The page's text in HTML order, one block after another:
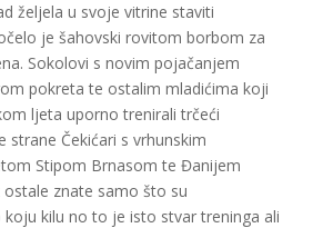
željela u svoje vitrine staviti
je šahovski rovitom borbom za
Sokolovi s novim pojačanjem
pokreta te ostalim mladićima koji
ljeta uporno trenirali trčeći
strane Čekićari s vrhunskim
Stipom Brnasom te Đanijem
ostale znate samo što su
koju kilu no to je isto stvar treninga ali